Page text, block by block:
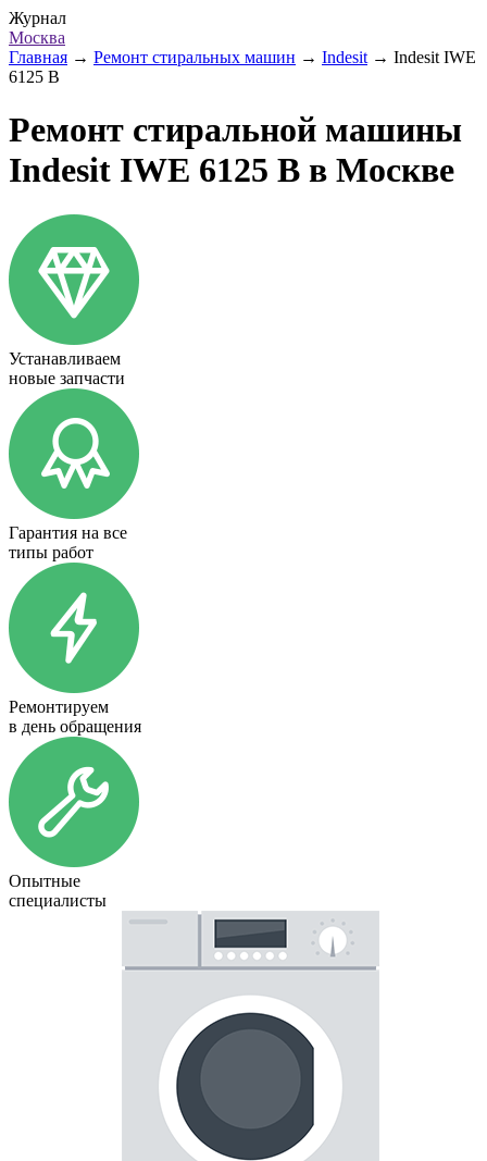
Журнал
Москва
Главная → Ремонт стиральных машин → Indesit → Indesit IWE
6125 B
Ремонт стиральной машины
Indesit IWE 6125 B в Москве
Устанавливаем
новые запчасти
Гарантия на все
типы работ
Ремонтируем
в день обращения
Опытные
специалисты